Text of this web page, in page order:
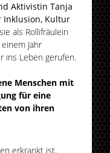
Aktivistin Tanja
Inklusion, Kultur
als Rollifräulein
Jahr
ins Leben gerufen.
Menschen mit
für eine
von ihren
erkrankt ist,